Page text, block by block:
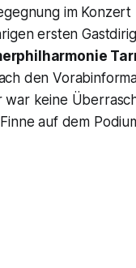
im Konzert
ersten
den
war keine
auf dem